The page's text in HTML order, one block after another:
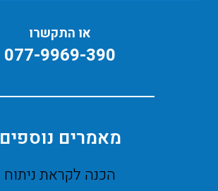
או התקשרו
077-9969-390
מאמרים נוספים
הכנה לקראת ניתוח